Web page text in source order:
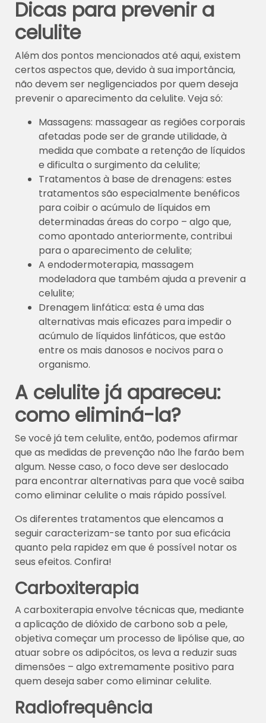
Dicas para prevenir a
celulite
Além dos pontos mencionados até aqui, existem
certos aspectos que, devido à sua importância,
não devem ser negligenciados por quem deseja
prevenir o aparecimento da celulite. Veja só:
Massagens: massagear as regiões corporais
afetadas pode ser de grande utilidade, à
medida que combate a retenção de líquidos
e dificulta o surgimento da celulite;
Tratamentos à base de drenagens: estes
tratamentos são especialmente benéficos
para coibir o acúmulo de líquidos em
determinadas áreas do corpo – algo que,
como apontado anteriormente, contribui
para o aparecimento de celulite;
A endodermoterapia, massagem
modeladora que também ajuda a prevenir a
celulite;
Drenagem linfática: esta é uma das
alternativas mais eficazes para impedir o
acúmulo de líquidos linfáticos, que estão
entre os mais danosos e nocivos para o
organismo.
A celulite já apareceu:
como eliminá-la?
Se você já tem celulite, então, podemos afirmar
que as medidas de prevenção não lhe farão bem
algum. Nesse caso, o foco deve ser deslocado
para encontrar alternativas para que você saiba
como eliminar celulite o mais rápido possível.
Os diferentes tratamentos que elencamos a
seguir caracterizam-se tanto por sua eficácia
quanto pela rapidez em que é possível notar os
seus efeitos. Confira!
Carboxiterapia
A carboxiterapia envolve técnicas que, mediante
a aplicação de dióxido de carbono sob a pele,
objetiva começar um processo de lipólise que, ao
atuar sobre os adipócitos, os leva a reduzir suas
dimensões – algo extremamente positivo para
quem deseja saber como eliminar celulite.
Radiofrequência